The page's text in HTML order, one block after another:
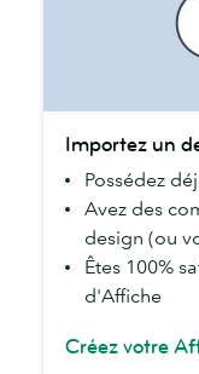
design
complet
vous...
Importez un
Possédez
Avez des
design (ou
Êtes 100%
d'Affiche
Créez votre